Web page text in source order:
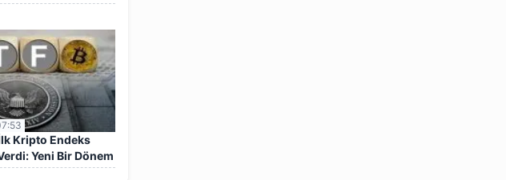
Kripto Endeks
Yeni Bir Dönem